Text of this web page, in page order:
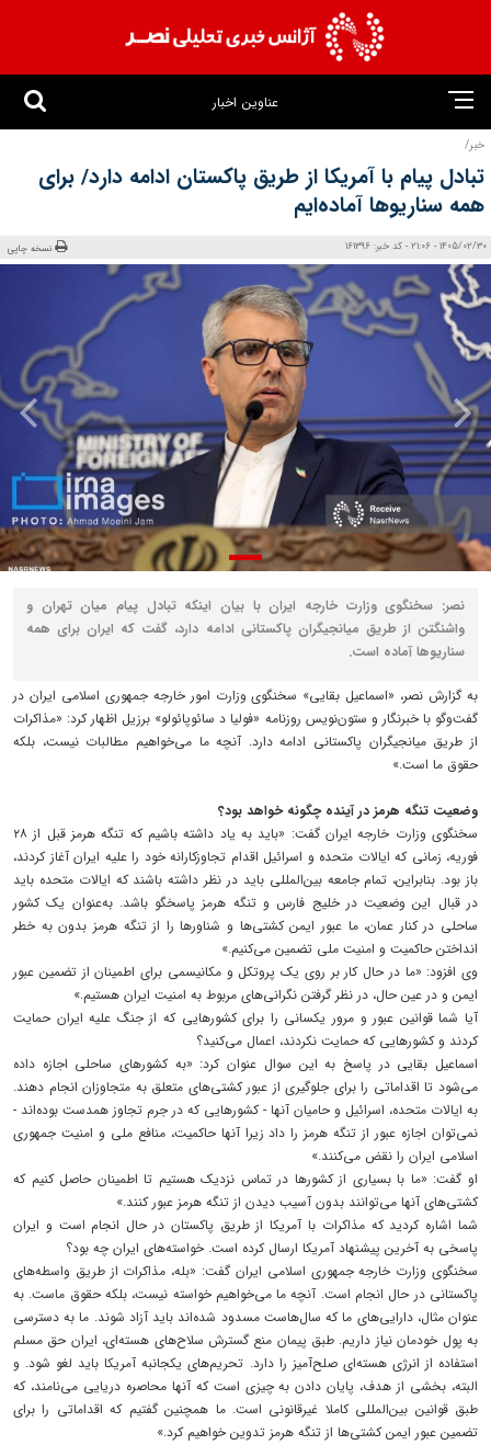
عناوین اخبار
خبر/
تبادل پیام با آمریکا از طریق پاکستان ادامه دارد/ برای
همه سناریوها آماده‌ایم
1405/02/30 - 21:06 - کد خبر: 161396 نسخه چاپی
نصر: سخنگوی وزارت خارجه ایران با بیان اینکه تبادل پیام میان تهران و
واشنگتن از طریق میانجیگران پاکستانی ادامه دارد، گفت که ایران برای همه
سناریوها آماده است.
به گزارش نصر، «اسماعیل بقایی» سخنگوی وزارت امور خارجه جمهوری اسلامی ایران در
گفت‌وگو با خبرنگار و ستون‌نویس روزنامه «فولیا د سائوپائولو» برزیل اظهار کرد: «مذاکرات
از طریق میانجیگران پاکستانی ادامه دارد. آنچه ما می‌خواهیم مطالبات نیست، بلکه
حقوق ما است.»
وضعیت تنگه هرمز در آینده چگونه خواهد بود؟
سخنگوی وزارت خارجه ایران گفت: «باید به یاد داشته باشیم که تنگه هرمز قبل از ۲۸
فوریه، زمانی که ایالات متحده و اسرائیل اقدام تجاوزکارانه خود را علیه ایران آغاز کردند،
باز بود. بنابراین، تمام جامعه بین‌المللی باید در نظر داشته باشند که ایالات متحده باید
در قبال این وضعیت در خلیج فارس و تنگه هرمز پاسخگو باشد. به‌عنوان یک کشور
ساحلی در کنار عمان، ما عبور ایمن کشتی‌ها و شناورها را از تنگه هرمز بدون به خطر
انداختن حاکمیت و امنیت ملی تضمین می‌کنیم.»
وی افزود: «ما در حال کار بر روی یک پروتکل و مکانیسمی برای اطمینان از تضمین عبور
ایمن و در عین حال، در نظر گرفتن نگرانی‌های مربوط به امنیت ایران هستیم.»
آیا شما قوانین عبور و مرور یکسانی را برای کشورهایی که از جنگ علیه ایران حمایت
کردند و کشورهایی که حمایت نکردند، اعمال می‌کنید؟
اسماعیل بقایی در پاسخ به این سوال عنوان کرد: «به کشورهای ساحلی اجازه داده
می‌شود تا اقداماتی را برای جلوگیری از عبور کشتی‌های متعلق به متجاوزان انجام دهند.
به ایالات متحده، اسرائیل و حامیان آنها - کشورهایی که در جرم تجاوز همدست بوده‌اند -
نمی‌توان اجازه عبور از تنگه هرمز را داد زیرا آنها حاکمیت، منافع ملی و امنیت جمهوری
اسلامی ایران را نقض می‌کنند.»
او گفت: «ما با بسیاری از کشورها در تماس نزدیک هستیم تا اطمینان حاصل کنیم که
کشتی‌های آنها می‌توانند بدون آسیب دیدن از تنگه هرمز عبور کنند.»
شما اشاره کردید که مذاکرات با آمریکا از طریق پاکستان در حال انجام است و ایران
پاسخی به آخرین پیشنهاد آمریکا ارسال کرده است. خواسته‌های ایران چه بود؟
سخنگوی وزارت خارجه جمهوری اسلامی ایران گفت: «بله، مذاکرات از طریق واسطه‌های
پاکستانی در حال انجام است. آنچه ما می‌خواهیم خواسته نیست، بلکه حقوق ماست. به
عنوان مثال، دارایی‌های ما که سال‌هاست مسدود شده‌اند باید آزاد شوند. ما به دسترسی
به پول خودمان نیاز داریم. طبق پیمان منع گسترش سلاح‌های هسته‌ای، ایران حق مسلم
استفاده از انرژی هسته‌ای صلح‌آمیز را دارد. تحریم‌های یکجانبه آمریکا باید لغو شود. و
البته، بخشی از هدف، پایان دادن به چیزی است که آنها محاصره دریایی می‌نامند، که
طبق قوانین بین‌المللی کاملا غیرقانونی است. ما همچنین گفتیم که اقداماتی را برای
تضمین عبور ایمن کشتی‌ها از تنگه هرمز تدوین خواهیم کرد.»